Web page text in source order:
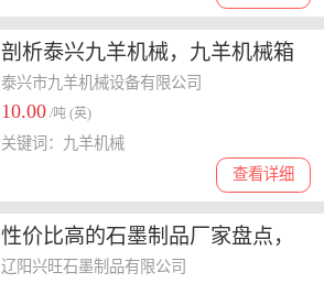
剖析泰兴九羊机械，九羊机械箱
体铸件定制加工靠谱选哪家？
泰兴市九羊机械设备有限公司
10.00 /吨 (英)
查看详细
关键词：九羊机械
性价比高的石墨制品厂家盘点，
深聊辽阳兴旺石墨制品客户评价
辽阳兴旺石墨制品有限公司